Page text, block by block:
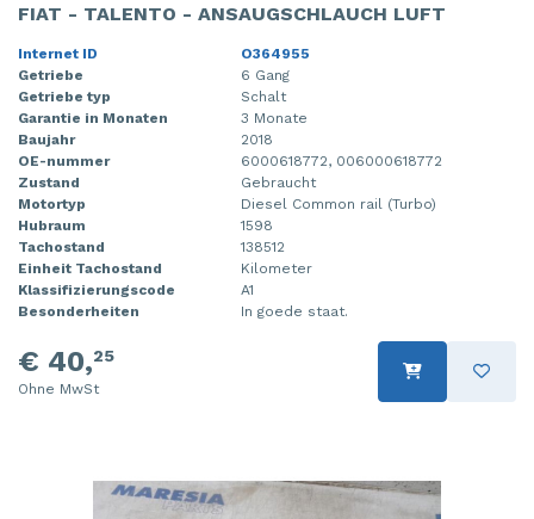
FIAT - TALENTO - ANSAUGSCHLAUCH LUFT
Internet ID
O364955
Getriebe
6 Gang
Getriebe typ
Schalt
Garantie in Monaten
3 Monate
Baujahr
2018
OE-nummer
6000618772, 006000618772
Zustand
Gebraucht
Motortyp
Diesel Common rail (Turbo)
Hubraum
1598
Tachostand
138512
Einheit Tachostand
Kilometer
Klassifizierungscode
A1
Besonderheiten
In goede staat.
€ 40,25
Ohne MwSt